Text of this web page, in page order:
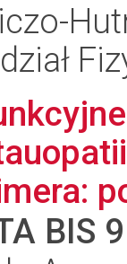
BIS 9